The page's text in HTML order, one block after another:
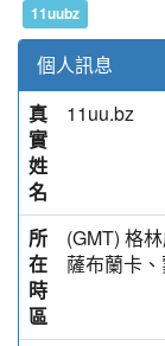
11uubz
個人訊息
真
實
姓
名
11uu.bz
所
在
時
區
(GMT) 格
薩布蘭卡